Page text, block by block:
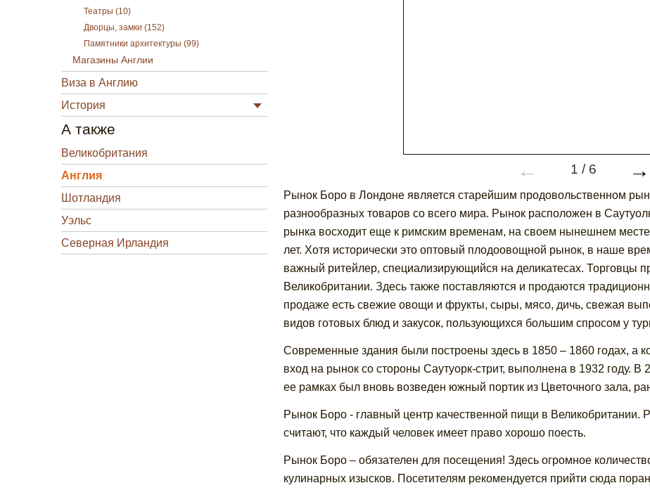
Театры (10)
Дворцы, замки (152)
Памятники архитектуры (99)
Магазины Англии
Виза в Англию
История
А также
Великобритания
Англия
Шотландия
Уэльс
Северная Ирландия
← 1 / 6 →
Рынок Боро в Лондоне является старейшим продовольственном
разнообразных товаров со всего мира. Рынок расположен в
рынка восходит еще к римским временам, на своем нынешнем
лет. Хотя исторически это оптовый плодоовощной рынок, в наше
важный ритейлер, специализирующийся на деликатесах. Торговцы
Великобритании. Здесь также поставляются и продаются
продаже есть свежие овощи и фрукты, сыры, мясо, дичь, свежая
видов готовых блюд и закусок, пользующихся большим спросом у
Современные здания были построены здесь в 1850 – 1860 годах, а
вход на рынок со стороны Саутуорк-стрит, выполнена в 1932 году. В
ее рамках был вновь возведен южный портик из Цветочного зала,
Рынок Боро - главный центр качественной пищи в Великобритании.
считают, что каждый человек имеет право хорошо поесть.
Рынок Боро – обязателен для посещения! Здесь огромное
кулинарных изысков. Посетителям рекомендуется прийти сюда